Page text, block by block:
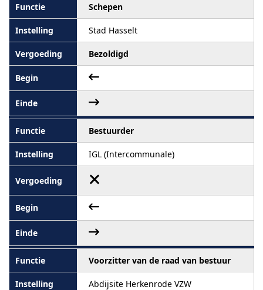
Schepen
Stad Hasselt
Bezoldigd
Bestuurder
IGL (Intercommunale)
Voorzitter van de raad van bestuur
Abdijsite Herkenrode VZW